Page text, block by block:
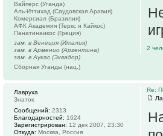
2
Вайперс (Уганда)
Аль-Иттихад (Саудовская Аравия)
Комерсиал (Бразилия)
АФК Академия (Теркс и Кайкос)
Панатинаикос (Греция)
зам. в Венеция (Италия)
зам. в Арменио (Аргентина)
зам. в Аукас (Эквадор)
Сборная Уганды (нац.)
Re:
Лавруха
Знаток
Сообщений: 2313
Благодарностей: 1624
Зарегистрирован: 12 дек 2007, 23:30
Откуда: Москва, Россия